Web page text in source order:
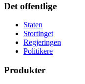
Det offentlige
Staten
Stortinget
Regjeringen
Politikere
Produkter